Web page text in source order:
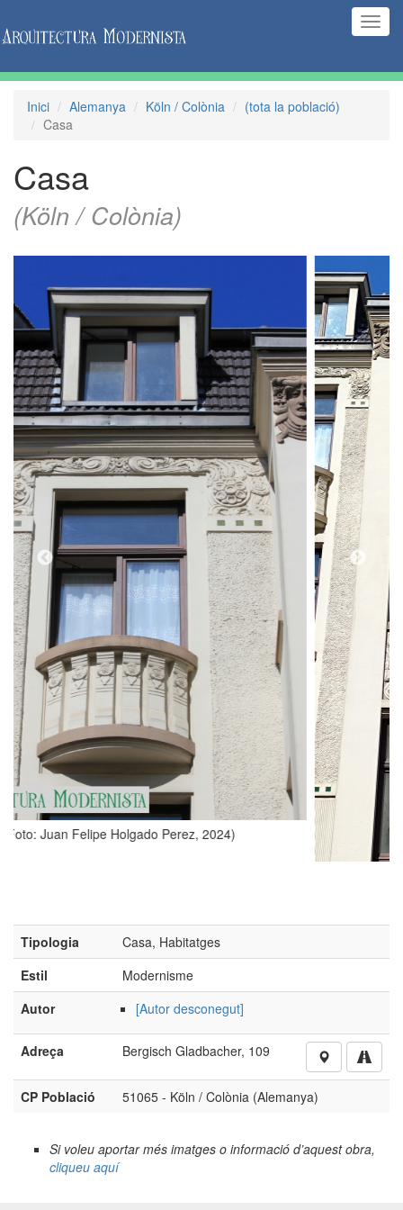
Inici Alemanya Köln / Colònia
(tota la població)
Casa
Casa
(Köln / Colònia)
(Foto: Juan Felipe Holgado Perez, 2024)
Tipologia
Casa, Habitatges
Adreça Bergisch Gladbacher, 109